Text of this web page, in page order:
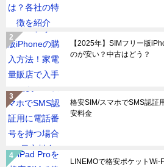
【2025年】SIMフリー版
のが安い？中古はどう？
格安SIM/スマホでSMS認証
安料金
LINEMOで格安ポケットWi-